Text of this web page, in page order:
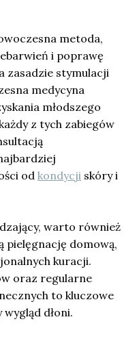
metoda,
i poprawę
zasadzie stymulacji
medycyna
młodszego
z tych zabiegów
od kondycji skóry i
warto również
pielęgnację domową,
kuracji.
oraz regularne
to kluczowe
wygląd dłoni.